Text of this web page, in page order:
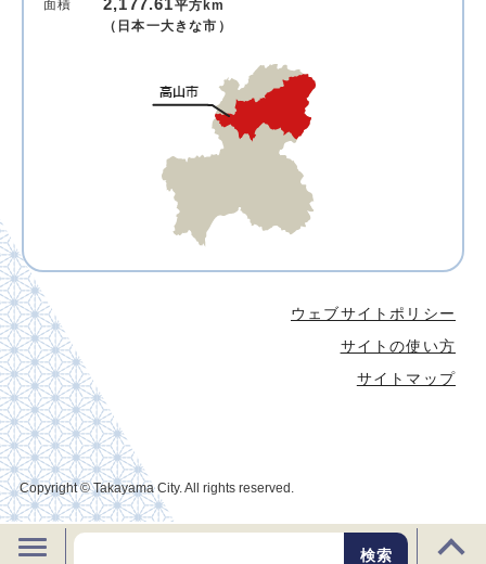
面積
2,177.61平方km
（日本一大きな市）
ウェブサイトポリシー
サイトの使い方
サイトマップ
Copyright © Takayama City. All rights reserved.